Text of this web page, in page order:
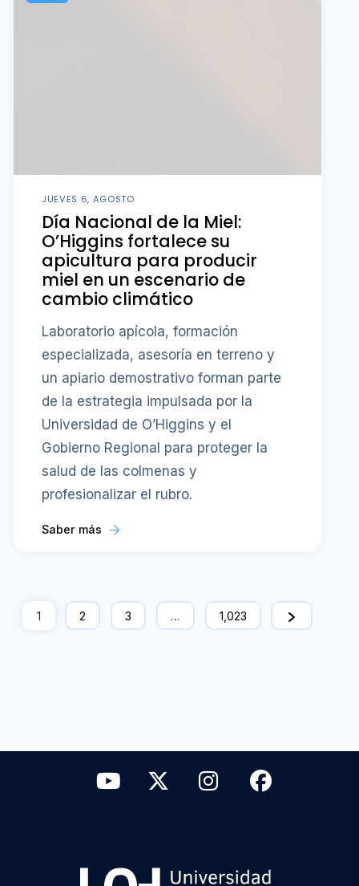
JUEVES 6, AGOSTO
Día Nacional de la Miel:
O’Higgins fortalece su
apicultura para producir
miel en un escenario de
cambio climático
Laboratorio apícola, formación
especializada, asesoría en terreno y
un apiario demostrativo forman parte
de la estrategia impulsada por la
Universidad de O’Higgins y el
Gobierno Regional para proteger la
salud de las colmenas y
profesionalizar el rubro.
Saber más
1 2 3 … 1,023